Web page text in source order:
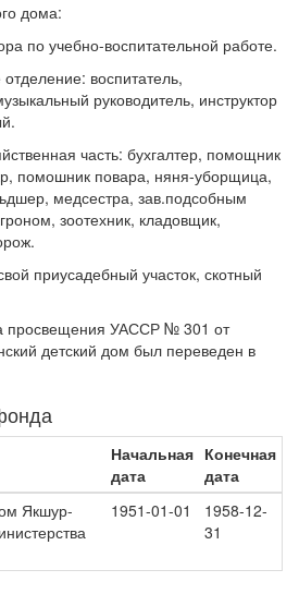
дома:
по учебно-воспитательной работе.
воспитатель,
руководитель, инструктор
часть: бухгалтер, помощник
помошник повара, няня-уборщица,
медсестра, зав.подсобным
зоотехник, кладовщик,
приусадебный участок, скотный
просвещения УАССР № 301 от
детский дом был переведен в
Начальная
дата
Конечная
дата
Якшур-
1951-01-01
1958-12-
31